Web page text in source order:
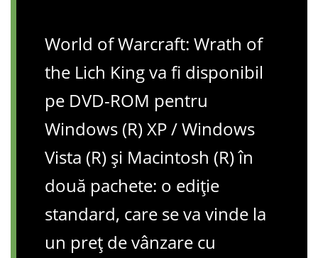
World of Warcraft: Wrath of
the Lich King va fi disponibil
pe DVD-ROM pentru
Windows (R) XP / Windows
Vista (R) și Macintosh (R) în
două pachete: o ediție
standard, care se va vinde la
un preț de vânzare cu